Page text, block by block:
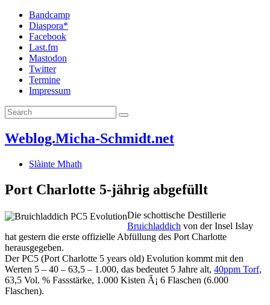
Bandcamp
Diaspora*
Facebook
Last.fm
Mastodon
Twitter
Termine
Impressum
Weblog.Micha-Schmidt.net
Slàinte Mhath
Port Charlotte 5-jährig abgefüllt
Die schottische Destillerie
Bruichladdich von der Insel Islay
hat gestern die erste offizielle Abfüllung des Port Charlotte
herausgegeben.
Der PC5 (Port Charlotte 5 years old) Evolution kommt mit den
Werten 5 – 40 – 63,5 – 1.000, das bedeutet 5 Jahre alt, 40ppm Torf,
63,5 Vol. % Fassstärke, 1.000 Kisten Ã¡ 6 Flaschen (6.000
Flaschen).